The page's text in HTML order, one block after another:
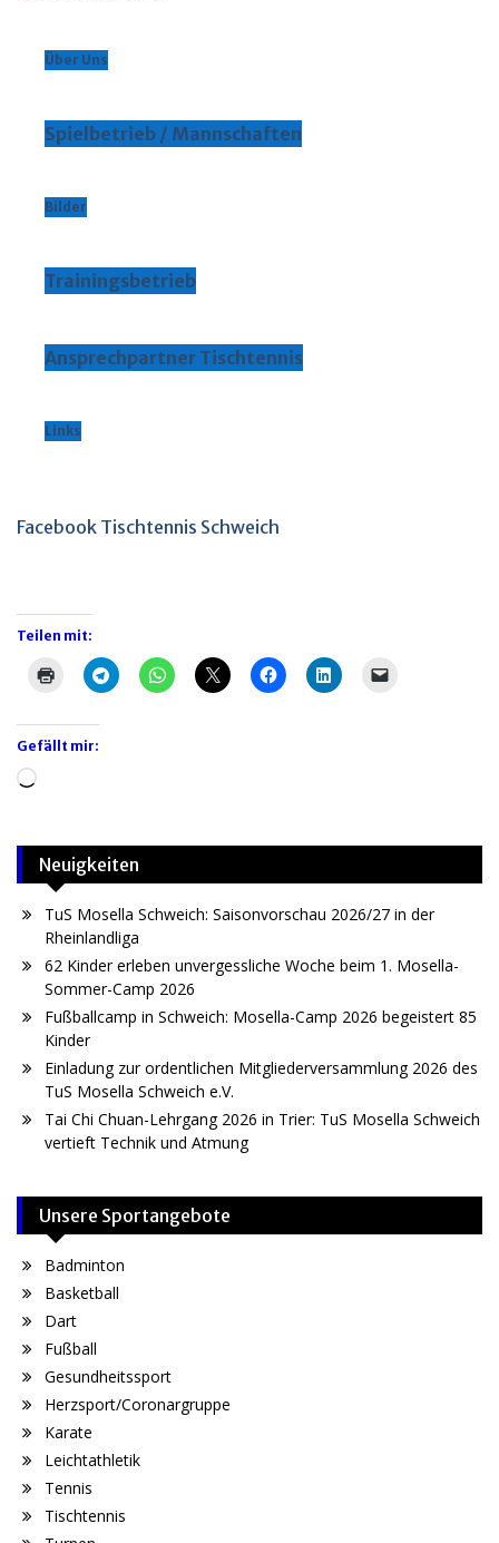
Über Uns
Spielbetrieb / Mannschaften
Bilder
Trainingsbetrieb
Ansprechpartner Tischtennis
Links
Facebook Tischtennis Schweich
Teilen mit:
Gefällt mir:
Wird
Neuigkeiten
TuS Mosella Schweich: Saisonvorschau 2026/27 in der
Rheinlandliga
62 Kinder erleben unvergessliche Woche beim 1. Mosella-
Sommer-Camp 2026
Fußballcamp in Schweich: Mosella-Camp 2026 begeistert 85
Kinder
Einladung zur ordentlichen Mitgliederversammlung 2026 des
TuS Mosella Schweich e.V.
Tai Chi Chuan-Lehrgang 2026 in Trier: TuS Mosella Schweich
vertieft Technik und Atmung
Unsere Sportangebote
Badminton
Basketball
Dart
Fußball
Gesundheitssport
Herzsport/Coronargruppe
Karate
Leichtathletik
Tennis
Tischtennis